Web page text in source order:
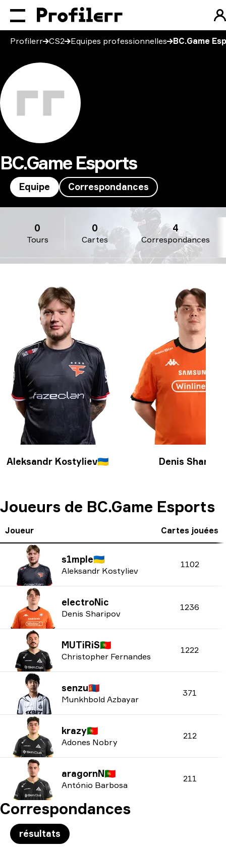
Profilerr CS2 Equipes professionnelles BC.Game
BC.Game Esports
Equipe Correspondances
Tours
0
Cartes
0
Correspondances
4
Aleksandr Kostyliev🇺🇦 Denis Sharipov
Joueurs de BC.Game Esports
Joueur Cartes jouées
s1mple🇺🇦
Aleksandr Kostyliev
1102
electroNic
Denis Sharipov
1236
MUTiRiS🇵🇹
Christopher Fernandes
1222
senzu🇲🇳
Munkhbold Azbayar
371
krazy🇵🇹
Adones Nobry
212
aragornN🇵🇹
António Barbosa
211
Correspondances
résultats